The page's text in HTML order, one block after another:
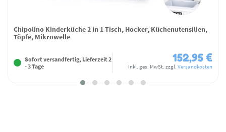
Chipolino Kinderküche 2 in 1 Tisch, Hocker, Küchenutensilien,
Töpfe, Mikrowelle
Sofort versandfertig, Lieferzeit 2
- 3 Tage
152,95 €
inkl. ges. MwSt. zzgl. Versandkosten